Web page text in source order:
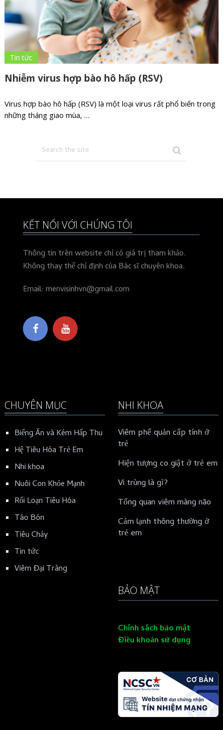
Nhiễm virus hợp bào hô hấp (RSV)
Tin tức
Virus hợp bào hô hấp (RSV) là một loại virus rất phổ biến trong
những tháng giao mùa, …
KẾT NỐI VỚI CHÚNG TÔI
Thông tin trên website chỉ có giá trị tham khảo.
Không thay thế chỉ định của Bác sĩ chuyên khoa.
Email: menvisinhvn@gmail.com
CHUYÊN MỤC
Biếng Ăn và Kém Hấp Thu
Hệ Tiêu Hóa Trẻ Em
Nhi khoa
Nuôi Con Khỏe Mạnh
Rối Loạn Tiêu Hóa
Táo Bón
Tiêu Chảy
Tin tức
Viêm Đại Tràng
NHI KHOA
Viêm phế quản cấp tính ở
trẻ
Hiện tượng co giật ở trẻ em
Vi trùng là gì?
Tổng quan viêm màng não
Cảm lạnh thông thường ở
trẻ em
BẢO MẬT
Chính sách bảo mật
Điều khoản sử dụng